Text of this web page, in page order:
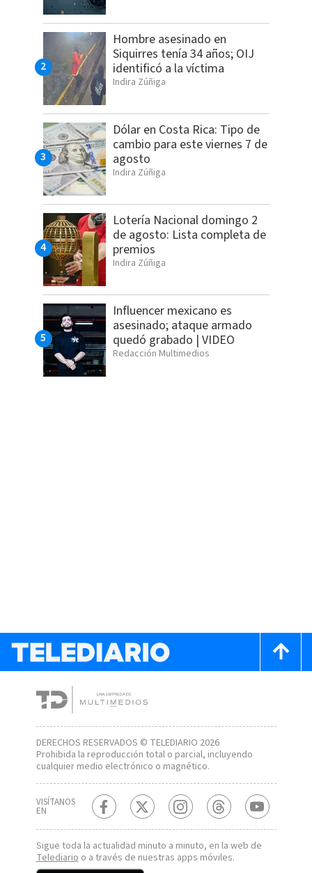
Hombre asesinado en
Siquirres tenía 34 años; OIJ
identificó a la víctima
Indira Zúñiga
Dólar en Costa Rica: Tipo de
cambio para este viernes 7 de
agosto
Indira Zúñiga
Lotería Nacional domingo 2
de agosto: Lista completa de
premios
Indira Zúñiga
Influencer mexicano es
asesinado; ataque armado
quedó grabado | VIDEO
Redacción Multimedios
DERECHOS RESERVADOS © TELEDIARIO 2026
Prohibida la reproducción total o parcial, incluyendo
cualquier medio electrónico o magnético.
VISÍTANOS
EN
Sigue toda la actualidad minuto a minuto, en la web de
Telediarioo a través de nuestras apps móviles.